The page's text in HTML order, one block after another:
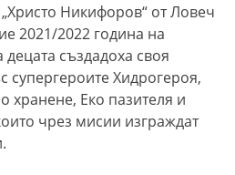
Никифоров“ от Ловеч
2021/2022 година на
децата създадоха своя
супергероите Хидрогероя,
хранене, Еко пазителя и
чрез мисии изграждат